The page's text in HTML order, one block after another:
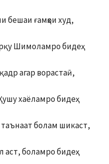
бешаи ғамҳои худ,
Шимоламро бидеҳ.
агар ворастаӣ,
хаёламро бидеҳ.
болам шикаст,
боламро бидеҳ.